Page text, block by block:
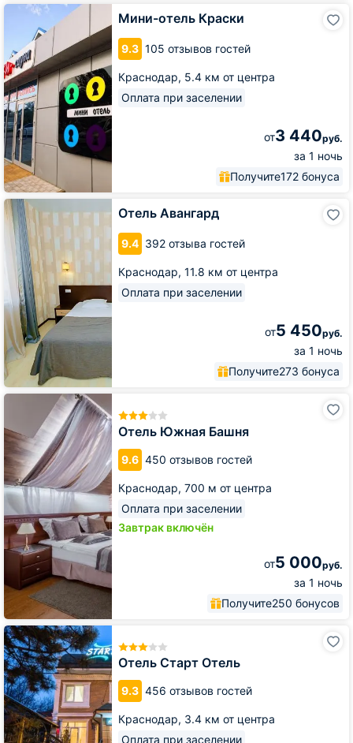
Мини-отель Краски
9.3 105 отзывов гостей
Краснодар, 5.4 км от центра
Оплата при заселении
от3 440руб.
за 1 ночь
Получите172 бонуса
Мини-
Краски
Отель Авангард
9.4 392 отзыва гостей
Краснодар, 11.8 км от центра
Оплата при заселении
от5 450руб.
за 1 ночь
Получите273 бонуса
Отель
Авангард
Отель Южная Башня
9.6 450 отзывов гостей
Краснодар, 700 м от центра
Оплата при заселении
Завтрак включён
от5 000руб.
за 1 ночь
Получите250 бонусов
Отель
Башня
Отель Старт Отель
9.3 456 отзывов гостей
Краснодар, 3.4 км от центра
Оплата при заселении
Отель
Старт
Отель